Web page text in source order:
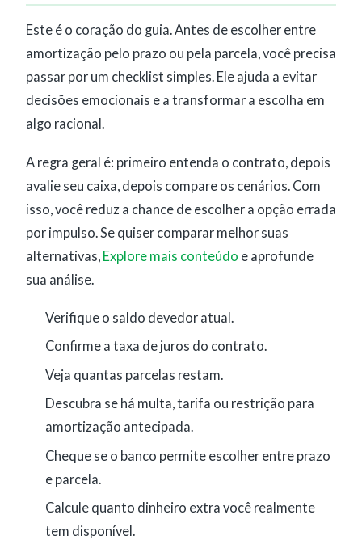
Este é o coração do guia. Antes de escolher entre
amortização pelo prazo ou pela parcela, você precisa
passar por um checklist simples. Ele ajuda a evitar
decisões emocionais e a transformar a escolha em
algo racional.
A regra geral é: primeiro entenda o contrato, depois
avalie seu caixa, depois compare os cenários. Com
isso, você reduz a chance de escolher a opção errada
por impulso. Se quiser comparar melhor suas
alternativas, Explore mais conteúdo e aprofunde
sua análise.
Verifique o saldo devedor atual.
Confirme a taxa de juros do contrato.
Veja quantas parcelas restam.
Descubra se há multa, tarifa ou restrição para
amortização antecipada.
Cheque se o banco permite escolher entre prazo
e parcela.
Calcule quanto dinheiro extra você realmente
tem disponível.